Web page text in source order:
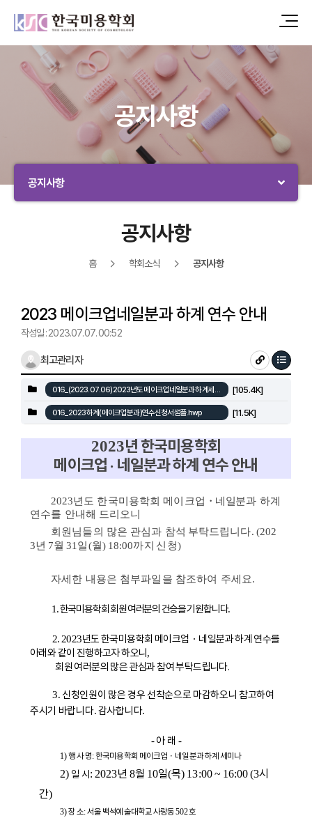
공지사항
공지사항
공지사항
홈 학회소식 공지사항
2023 메이크업네일분과 하계 연수 안내
작성일 : 2023.07.07. 00:52
최고관리자
016_(2023.07.06)2023년도 메이크업네일분과 하계세미나안내.pdf [105.4K]
016_2023 하계(메이크업분과)연수신청서샘플.hwp [11.5K]
2023년 한국미용학회
메이크업 ・ 네일분과 하계 연수 안내
2023년도 한국미용학회 메이크업 ・네일분과 하계
연수를 안내해 드리오니
회원님들의 많은 관심과 참석 부탁드립니다. (202
3년 7월 31일(월) 18:00까지 신청)
자세한 내용은 첨부파일을 참조하여 주세요.
1.한국미용학회 회원 여러분의 건승을 기원합니다.
2. 2023년도 한국미용학회 메이크업 ・ 네일분과 하계 연수를
아래와 같이 진행하고자 하오니,
회원 여러분의 많은 관심과 참여 부탁드립니다.
3. 신청인원이 많은 경우 선착순으로 마감하오니 참고하여
주시기 바랍니다.감사합니다.
-아 래-
1)행 사 명: 한국미용학회 메이크업 ・ 네일분과 하계 세미나
2) 일 시: 2023년 8월 10일(목) 13:00 ~ 16:00 (3시
간)
3)장 소:서울 백석예술대학교 사랑동502호